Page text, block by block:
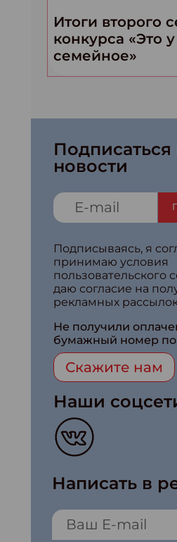
Итоги второго
конкурса «Это
семейное»
Подписаться
новости
Подписываясь, я
принимаю условия
пользовательского
даю согласие на
рекламных
Не получили
бумажный номер по
Скажите нам
Наши
Написать в